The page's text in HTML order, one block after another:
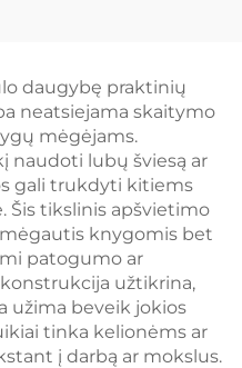
ryškiausia skaitymo
lempa juodu korpusu
daugybę praktinių
neatsiejama skaitymo
mėgėjams.
naudoti lubų šviesą ar
gali trukdyti kitiems
Šis tikslinis apšvietimo
knygomis bet
patogumo ar
užtikrina,
užima beveik jokios
tinka kelionėms ar
į darbą ar mokslus.